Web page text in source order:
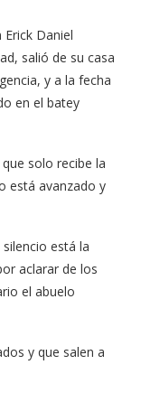
Daniel
salió de su casa
y a la fecha
en el batey
solo recibe la
está avanzado y
está la
aclarar de los
el abuelo
y que salen a